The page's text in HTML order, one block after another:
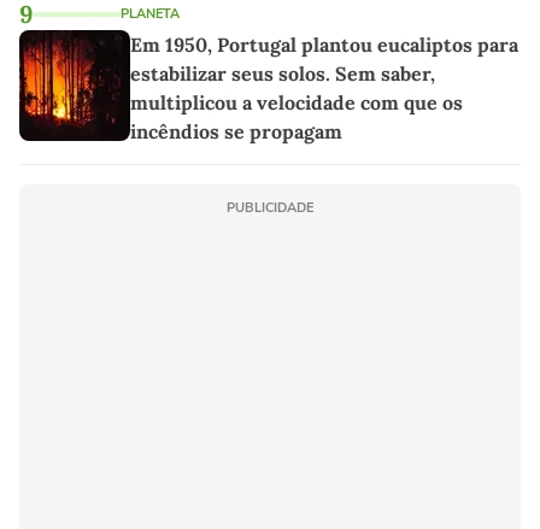
9 PLANETA
Em 1950, Portugal plantou eucaliptos para
estabilizar seus solos. Sem saber,
multiplicou a velocidade com que os
incêndios se propagam
PUBLICIDADE